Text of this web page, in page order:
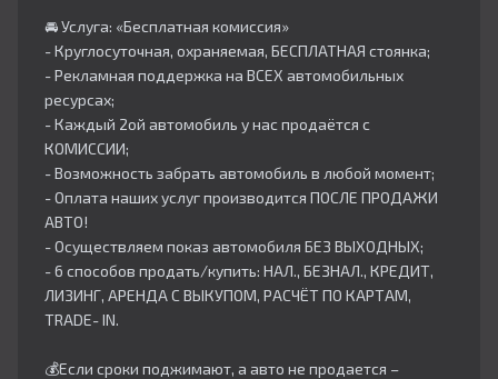
🚘 Услуга: «Бесплатная комиссия»
- Круглосуточная, охраняемая, БЕСПЛАТНАЯ стоянка;
- Рекламная поддержка на ВСЕХ автомобильных
ресурсах;
- Каждый 2ой автомобиль у нас продаётся с
КОМИССИИ;
- Возможность забрать автомобиль в любой момент;
- Оплата наших услуг производится ПОСЛЕ ПРОДАЖИ
АВТО!
- Осуществляем показ автомобиля БЕЗ ВЫХОДНЫХ;
- 6 способов продать/купить: НАЛ., БЕЗНАЛ., КРЕДИТ,
ЛИЗИНГ, АРЕНДА С ВЫКУПОМ, РАСЧЁТ ПО КАРТАМ,
TRADE- IN.
💰Если сроки поджимают, а авто не продается –